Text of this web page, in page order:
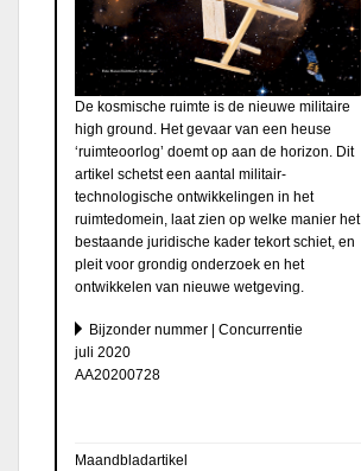
De kosmische ruimte is de nieuwe militaire
high ground. Het gevaar van een heuse
‘ruimteoorlog’ doemt op aan de horizon. Dit
artikel schetst een aantal militair-
technologische ontwikkelingen in het
ruimtedomein, laat zien op welke manier het
bestaande juridische kader tekort schiet, en
pleit voor grondig onderzoek en het
ontwikkelen van nieuwe wetgeving.
Bijzonder nummer | Concurrentie
juli 2020
AA20200728
Maandbladartikel